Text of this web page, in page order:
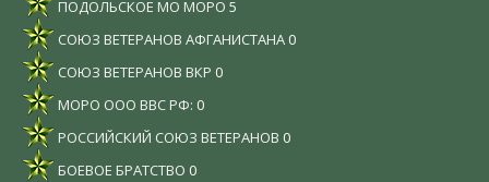
ПОДОЛЬСКОЕ МО МОРО 5
СОЮЗ ВЕТЕРАНОВ АФГАНИСТАНА 0
СОЮЗ ВЕТЕРАНОВ ВКР 0
МОРО ООО ВВС РФ: 0
РОССИЙСКИЙ СОЮЗ ВЕТЕРАНОВ 0
БОЕВОЕ БРАТСТВО 0